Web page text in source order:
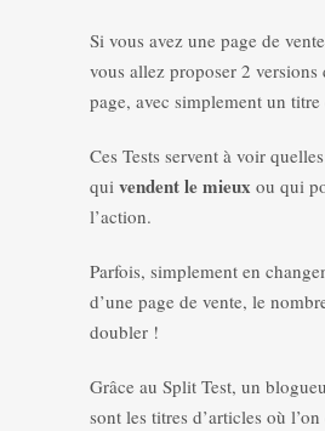
Si vous avez une page de
vous allez proposer 2 versions
page, avec simplement un
Ces Tests servent à voir
qui vendent le mieux ou qui
l’action.
Parfois, simplement en
d’une page de vente, le
doubler !
Grâce au Split Test, un
sont les titres d’articles où